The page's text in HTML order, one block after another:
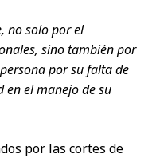
no solo por el
sino también por
por su falta de
el manejo de su
por las cortes de